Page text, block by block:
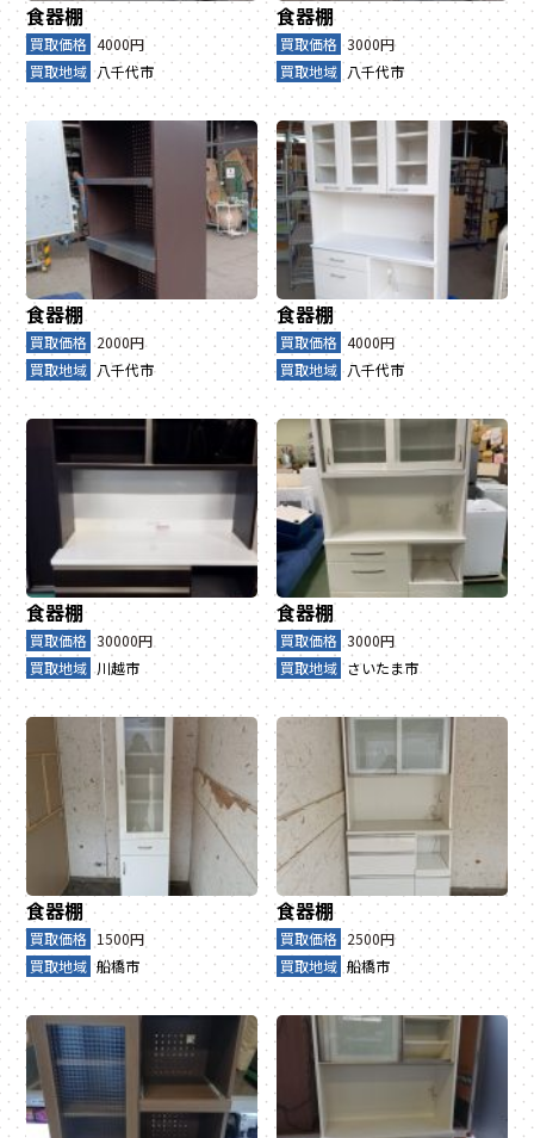
食器棚
買取価格 4000円
買取地域 八千代市
食器棚
買取価格 3000円
買取地域 八千代市
食器棚
買取価格 2000円
買取地域 八千代市
食器棚
買取価格 4000円
買取地域 八千代市
食器棚
買取価格 30000円
買取地域 川越市
食器棚
買取価格 3000円
買取地域 さいたま市
食器棚
買取価格 1500円
買取地域 船橋市
食器棚
買取価格 2500円
買取地域 船橋市